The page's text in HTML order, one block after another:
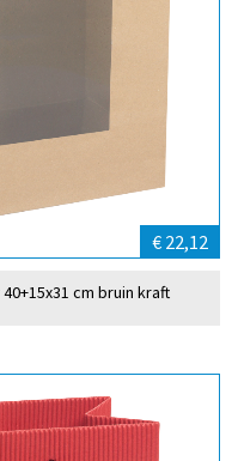
€ 22,12
cm bruin kraft